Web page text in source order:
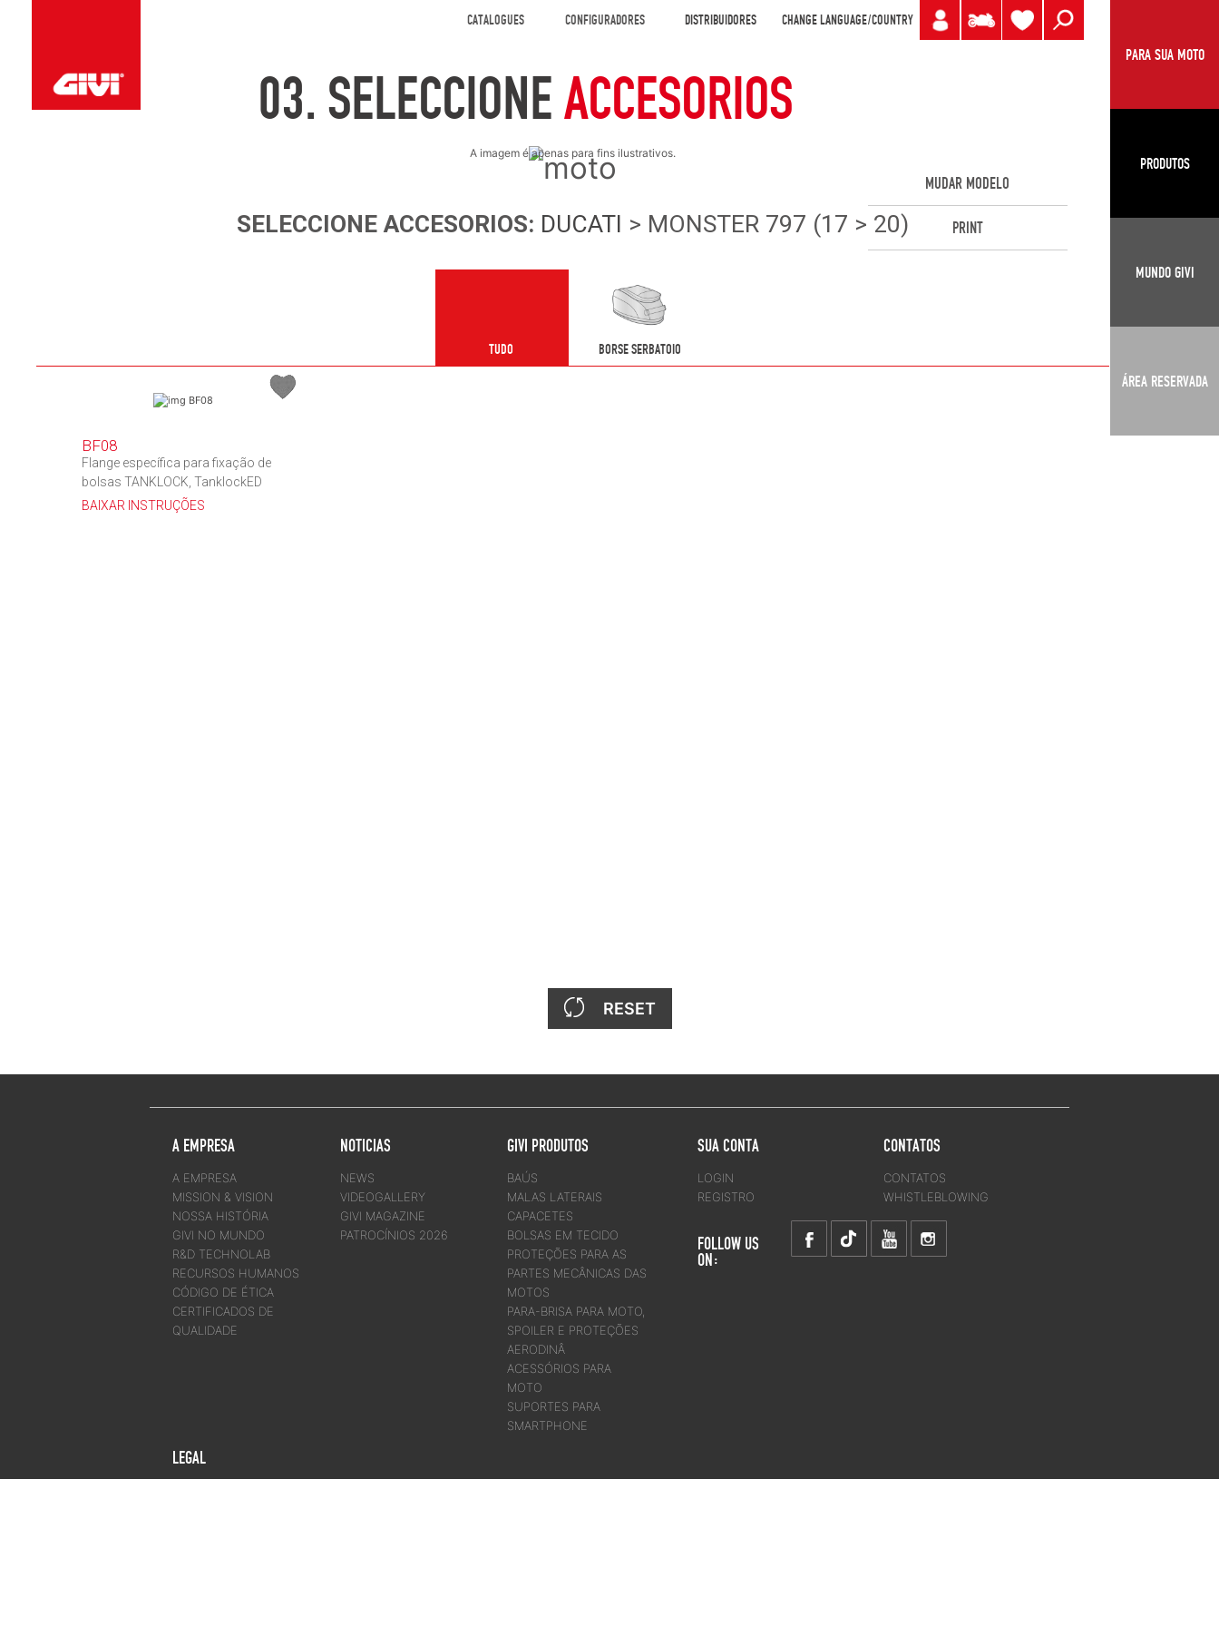
CATALOGUES CONFIGURADORES DISTRIBUIDORES CHANGE LANGUAGE/COUNTRY
PARA SUA MOTO
PRODUTOS
MUNDO GIVI
ÁREA RESERVADA
03. SELECCIONEACCESORIOS
A imagem é apenas para fins ilustrativos.
MUDAR MODELO
PRINT
SELECCIONEACCESORIOS: DUCATI > MONSTER 797 (17 > 20)
TUDO BORSE SERBATOIO
BF08
Flange específica para fixação de
bolsas TANKLOCK, TanklockED
BAIXAR INSTRUÇÕES
RESET
A EMPRESA
A EMPRESA
MISSION & VISION
NOSSA HISTÓRIA
GIVI NO MUNDO
R&D TECHNOLAB
RECURSOS HUMANOS
CÓDIGO DE ÉTICA
CERTIFICADOS DE
QUALIDADE
NOTICIAS
NEWS
VIDEOGALLERY
GIVI MAGAZINE
PATROCÍNIOS 2026
GIVI PRODUTOS
BAÚS
MALAS LATERAIS
CAPACETES
BOLSAS EM TECIDO
PROTEÇÕES PARA AS
PARTES MECÂNICAS DAS
MOTOS
PARA-BRISA PARA MOTO,
SPOILER E PROTEÇÕES
AERODINÂ
ACESSÓRIOS PARA
MOTO
SUPORTES PARA
SMARTPHONE
LEGAL
SUA CONTA
LOGIN
REGISTRO
CONTATOS
CONTATOS
WHISTLEBLOWING
FOLLOW US
ON: